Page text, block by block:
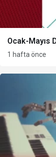
Ocak-Mayıs
1 hafta önce